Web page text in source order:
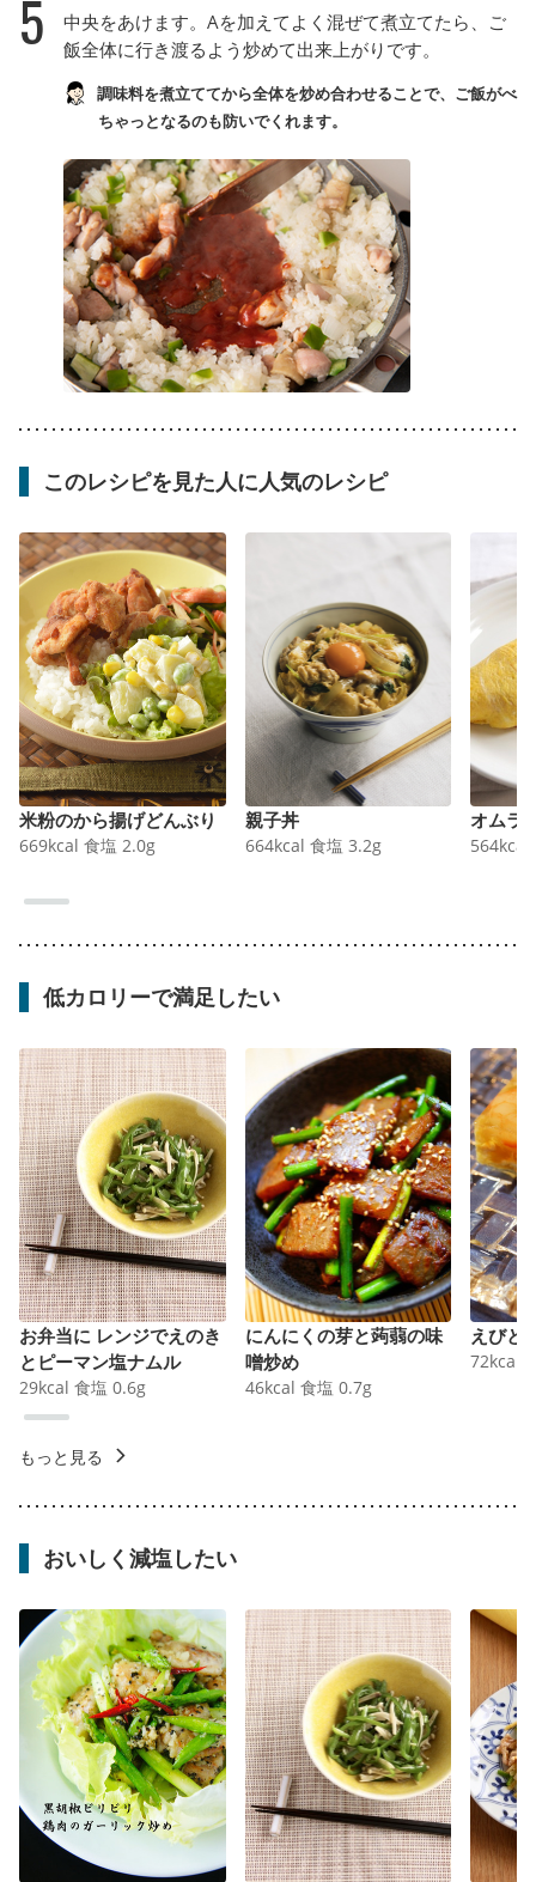
5
中央をあけます。Aを加えてよく混ぜて煮立てたら、ご
飯全体に行き渡るよう炒めて出来上がりです。
調味料を煮立ててから全体を炒め合わせることで、ご飯がべ
ちゃっとなるのも防いでくれます。
このレシピを見た人に人気のレシピ
米粉のから揚げどんぶり
669kcal 食塩 2.0g
親子丼
664kcal 食塩 3.2g
オムラ
564kcal
低カロリーで満足したい
お弁当に レンジでえのき
とピーマン塩ナムル
29kcal 食塩 0.6g
にんにくの芽と蒟蒻の味
噌炒め
46kcal 食塩 0.7g
えびと
72kcal
もっと見る
おいしく減塩したい